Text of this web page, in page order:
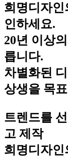
희명디자
인하세요.
20년 이상
릅니다.
차별화된
상생을 목
트렌드를
고 제작
희명디자